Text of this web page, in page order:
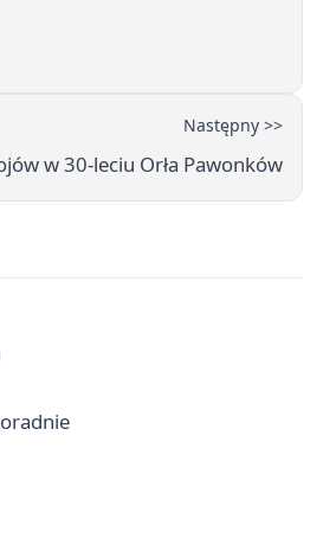
Następny >>
w 30-leciu Orła Pawonków